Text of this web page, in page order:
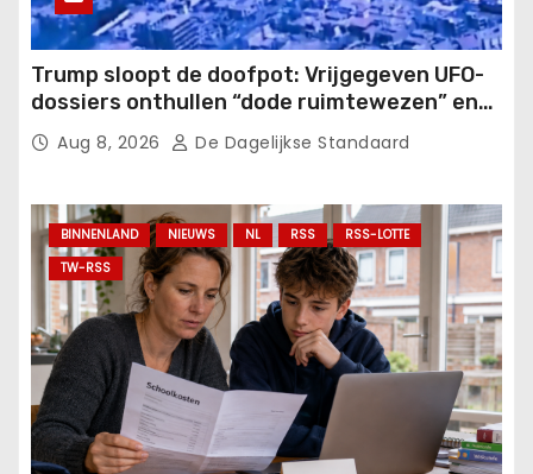
Trump sloopt de doofpot: Vrijgegeven UFO-
dossiers onthullen “dode ruimtewezen” en
mysterieuze verschijningen!.
Aug 8, 2026 De Dagelijkse Standaard
BINNENLAND NIEUWS NL RSS
RSS-LOTTE
TW-RSS